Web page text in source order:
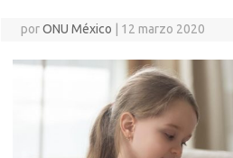
porONU México 12 marzo 2020